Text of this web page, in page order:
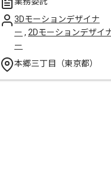
3Dモーションデザイナ
ー , 2Dモーションデザイ
ー
本郷三丁目（東京都）